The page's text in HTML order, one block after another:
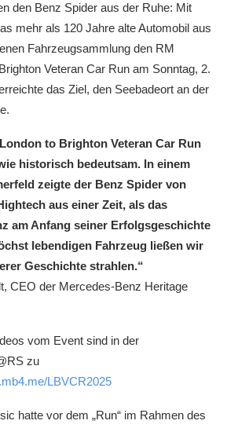
den Benz Spider aus der Ruhe: Mit
mehr als 120 Jahre alte Automobil aus
Fahrzeugsammlung den RM
Veteran Car Run am Sonntag, 2.
das Ziel, den Seebadeort an der
to Brighton Veteran Car Run
historisch bedeutsam. In einem
zeigte der Benz Spider von
aus einer Zeit, als das
am Anfang seiner Erfolgsgeschichte
lebendigen Fahrzeug ließen wir
Geschichte strahlen.“
CEO der Mercedes-Benz Heritage
vom Event sind in der
zu
LBVCR2025
hatte vor dem „Run“ im Rahmen des